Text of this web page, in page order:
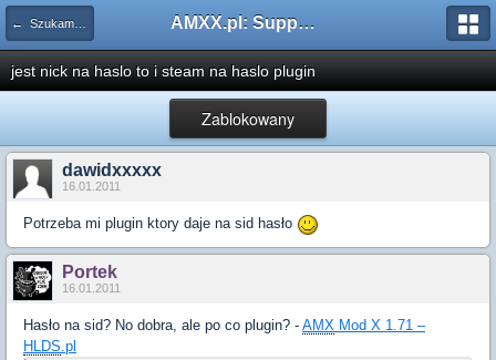
← Szukam pluginu AMXX.pl: Support AMX Mod X i SourceMod
jest nick na haslo to i steam na haslo plugin
Zablokowany
dawidxxxxx
16.01.2011
Potrzeba mi plugin ktory daje na sid hasło
Portek
16.01.2011
Hasło na sid? No dobra, ale po co plugin? - AMX Mod X 1.71 –
HLDS .pl